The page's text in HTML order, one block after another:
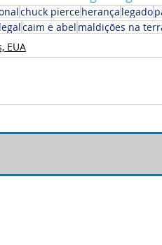
chuck pierceherança legado
caim e abel maldições na
EUA